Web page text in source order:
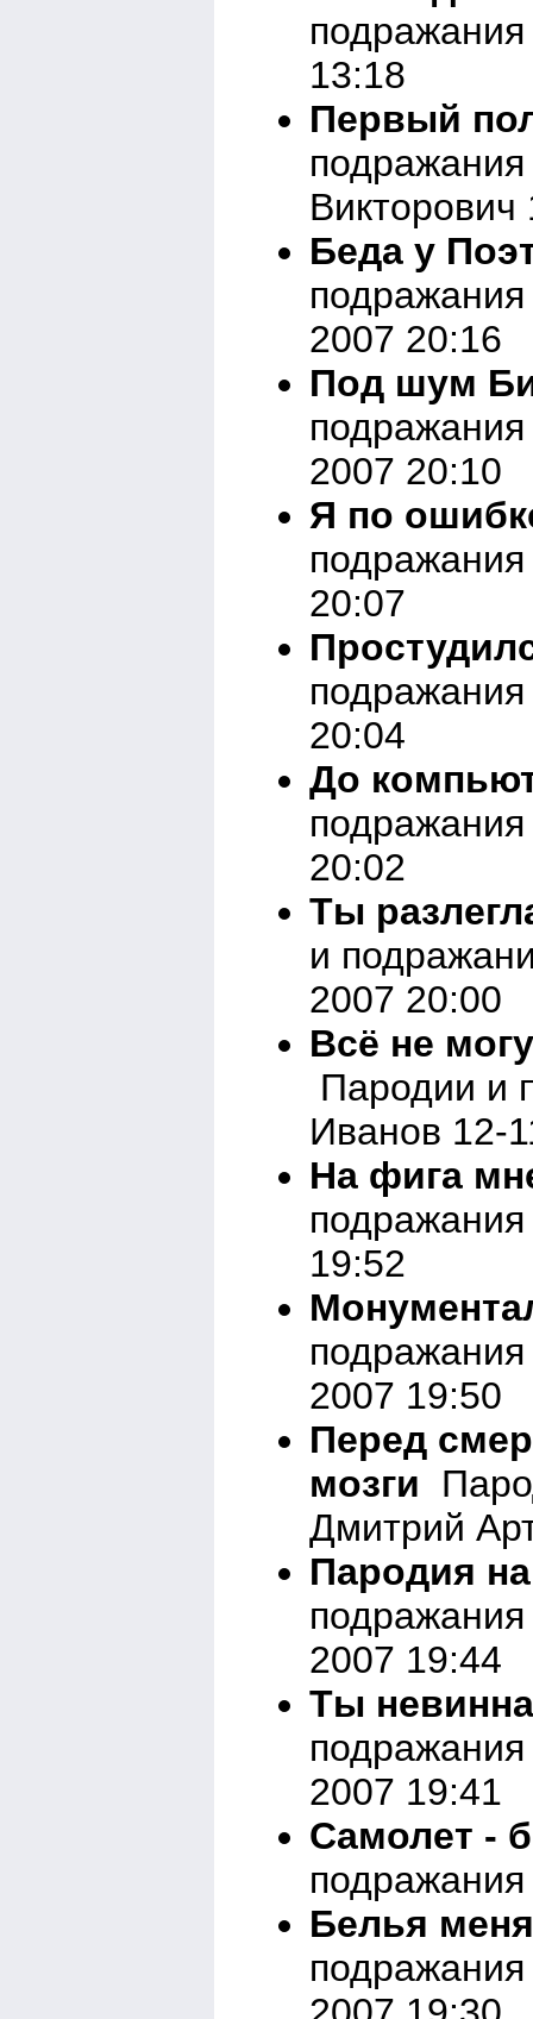
13:18
Первый
Беда у
2007 20:16
Под шум
2007 20:10
Я по
20:07
20:04
До
20:02
Ты
и
2007 20:00
Всё не
Пародии и
Иванов 12-
На фига
19:52
2007 19:50
Перед
мозги
Дмитрий
Пародия
2007 19:44
Ты
2007 19:41
Самолет -
Белья